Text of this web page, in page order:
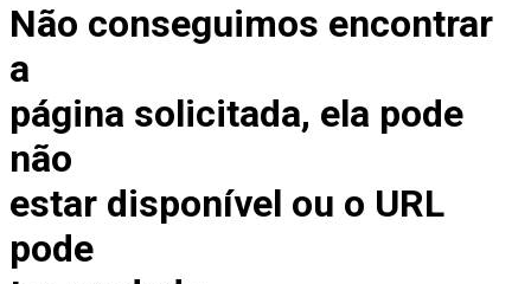
Não conseguimos encontrar
a
página solicitada, ela pode
não
estar disponível ou o URL
pode